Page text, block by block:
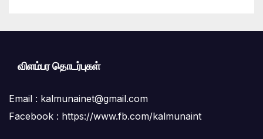
விளம்பர தொடர்புகள்
Email : kalmunainet@gmail.com
Facebook : https://www.fb.com/kalmunaint